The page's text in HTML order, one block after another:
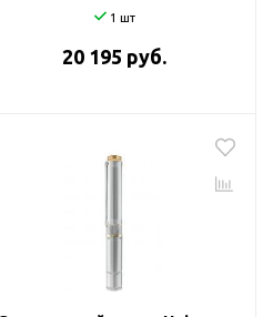
1 шт
20 195 руб.